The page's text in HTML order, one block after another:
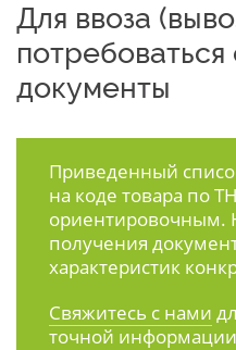
Для ввоза
документы
Приведенный
на коде товара по
ориентировочным.
получения
характеристик
Свяжитесь с нами
точной